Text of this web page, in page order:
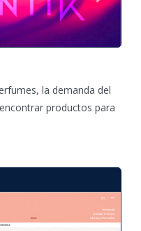
la demanda del
productos para